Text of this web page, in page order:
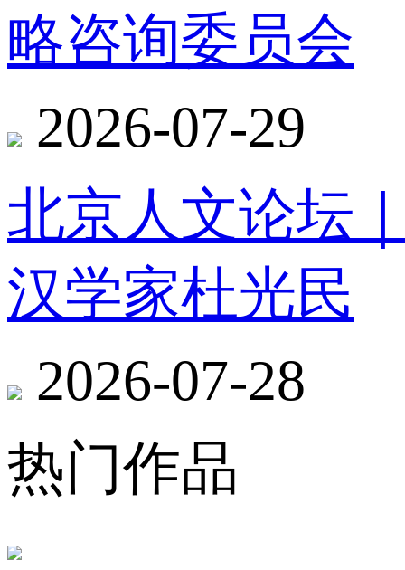
略咨询委员会
2026-07-29
北京人文论坛
汉学家杜光民
2026-07-28
热门作品